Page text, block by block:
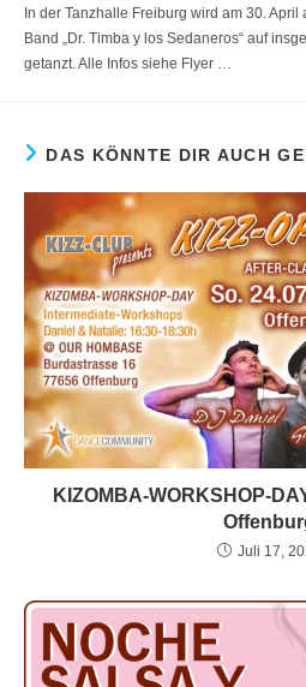
am:
In der Tanzhalle Freiburg wird am 30.
Band „Dr. Timba y los Sedaneros“ auf
getanzt. Alle Infos siehe Flyer …
DAS KÖNNTE DIR AUCH
KIZOMBA-WORKSHOP-
Juli 17,